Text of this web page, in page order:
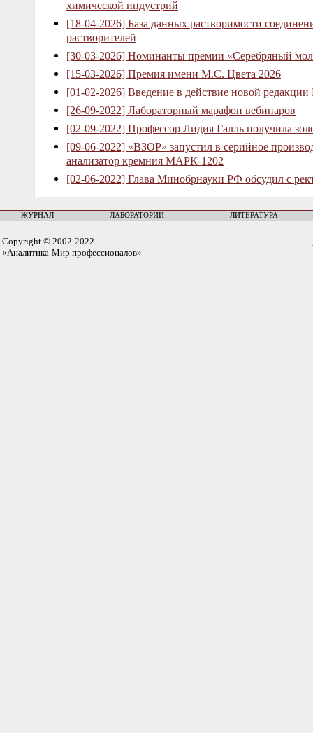
химической индустрий
[18-04-2026] База данных растворимости
растворителей
[30-03-2026] Номинанты премии «Серебряный
[15-03-2026] Премия имени М.С. Цвета 2026
[01-02-2026] Введение в действие новой
[26-09-2022] Лабораторный марафон вебинаров
[02-09-2022] Профессор Лидия Галль получила
[09-06-2022] «ВЗОР» запустил в серийное
анализатор кремния МАРК-1202
[02-06-2022] Глава Минобрнауки РФ обсудил с
ЖУРНАЛ ЛАБОРАТОРИИ ЛИТЕРАТУРА
Copyright © 2002-2022
«Аналитика-Мир профессионалов»